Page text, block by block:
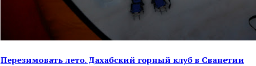
Перезимовать лето. Дахабский горный клуб в Сванетии